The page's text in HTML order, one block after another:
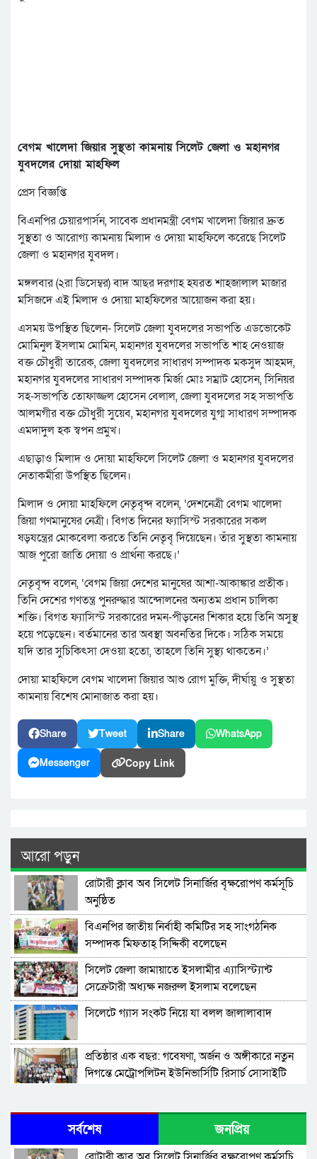
বেগম খালেদা জিয়ার সুস্থতা কামনায় সিলেট জেলা ও মহানগর
যুবদলের দোয়া মাহফিল
প্রেস বিজ্ঞপ্তি
বিএনপির চেয়ারপার্সন, সাবেক প্রধানমন্ত্রী বেগম খালেদা জিয়ার দ্রুত
সুস্থতা ও আরোগ্য কামনায় মিলাদ ও দোয়া মাহফিলে করেছে সিলেট
জেলা ও মহানগর যুবদল।
মঙ্গলবার (২রা ডিসেম্বর) বাদ আছর দরগাহ হযরত শাহজালাল মাজার
মসিজদে এই মিলাদ ও দোয়া মাহফিলের আয়োজন করা হয়।
এসময় উপস্থিত ছিলেন- সিলেট জেলা যুবদলের সভাপতি এডভোকেট
মোমিনুল ইসলাম মোমিন, মহানগর যুবদলের সভাপতি শাহ নেওয়াজ
বক্ত চৌধুরী তারেক, জেলা যুবদলের সাধারণ সম্পাদক মকসুদ আহমদ,
মহানগর যুবদলের সাধারণ সম্পাদক মির্জা মোঃ সম্রাট হোসেন, সিনিয়র
সহ-সভাপতি তোফাজ্জল হোসেন বেলাল, জেলা যুবদলের সহ সভাপতি
আলমগীর বক্ত চৌধুরী সুয়েব, মহানগর যুবদলের যুগ্ম সাধারণ সম্পাদক
এমদাদুল হক স্বপন প্রমুখ।
এছাড়াও মিলাদ ও দোয়া মাহফিলে সিলেট জেলা ও মহানগর যুবদলের
নেতাকর্মীরা উপস্থিত ছিলেন।
মিলাদ ও দোয়া মাহফিলে নেতৃবৃন্দ বলেন, ‘দেশনেত্রী বেগম খালেদা
জিয়া গণমানুষের নেত্রী। বিগত দিনের ফ্যাসিস্ট সরকারের সকল
ষড়যন্ত্রের মোকবেলা করতে তিনি নেতৃবৃ দিয়েছেন। তাঁর সুস্থতা কামনায়
আজ পুরো জাতি দোয়া ও প্রার্থনা করছে।’
নেতৃবৃন্দ বলেন, ‘বেগম জিয়া দেশের মানুষের আশা-আকাঙ্কার প্রতীক।
তিনি দেশের গণতন্ত্র পুনরুদ্ধার আন্দোলনের অন্যতম প্রধান চালিকা
শক্তি। বিগত ফ্যাসিস্ট সরকারের দমন-পীড়নের শিকার হয়ে তিনি অসুস্থ
হয়ে পড়েছেন। বর্তমানের তার অবস্থা অবনতির দিকে। সঠিক সময়ে
যদি তার সুচিকিৎসা দেওয়া হতো, তাহলে তিনি সুস্থ্য থাকতেন।’
দোয়া মাহফিলে বেগম খালেদা জিয়ার আশু রোগ মুক্তি, দীর্ঘায়ু ও সুস্থতা
কামনায় বিশেষ মোনাজাত করা হয়।
Share Tweet Share WhatsApp
Messenger Copy Link
আরো পড়ুন
রোটারী ক্লাব অব সিলেট সিনার্জির বৃক্ষরোপণ কর্মসূচি
অনুষ্ঠিত
বিএনপির জাতীয় নির্বাহী কমিটির সহ সাংগঠনিক
সম্পাদক মিফতাহ্ সিদ্দিকী বলেছেন
সিলেট জেলা জামায়াতে ইসলামীর এ্যাসিস্ট্যান্ট
সেক্রেটারী অধ্যক্ষ নজরুল ইসলাম বলেছেন
সিলেটে গ্যাস সংকট নিয়ে যা বলল জালালাবাদ
প্রতিষ্ঠার এক বছর: গবেষণা, অর্জন ও অঙ্গীকারে নতুন
দিগন্তে মেট্রোপলিটন ইউনিভার্সিটি রিসার্চ সোসাইটি
স্মৃতিস্তম্ভে শ্রদ্ধা নিবেদন
সিলেট মহানগর ছাত্রশিবিরের মিছিল সম্পন্ন
সর্বশেষ জনপ্রিয়